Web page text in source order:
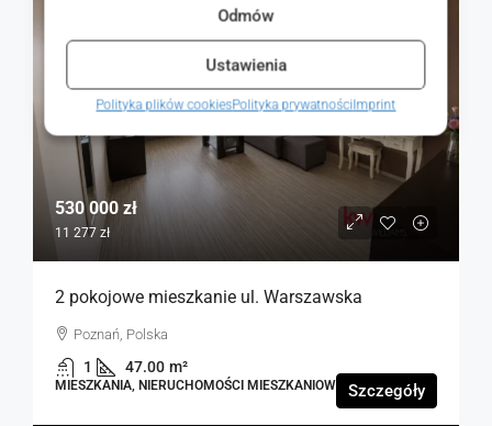
Odmów
Ustawienia
Polityka plików cookiesPolityka prywatnościImprint
530 000 zł
11 277 zł
2 pokojowe mieszkanie ul. Warszawska
Poznań, Polska
1 47.00 m²
MIESZKANIA, NIERUCHOMOŚCI MIESZKANIOWE Szczegóły